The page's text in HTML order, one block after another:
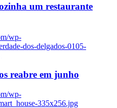
um restaurante
wp-
dos-delgados-0105-
reabre em junho
wp-
335x256.jpg